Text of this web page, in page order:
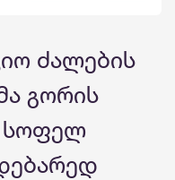
ძალების
გორის
სოფელ